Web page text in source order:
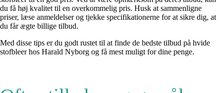
du få høj kvalitet til en overkommelig pris. Husk at sammenligne
priser, læse anmeldelser og tjekke specifikationerne for at sikre dig, at
du får ægte billige tilbud.
Med disse tips er du godt rustet til at finde de bedste tilbud på hvide
stofbleer hos Harald Nyborg og få mest muligt for dine penge.